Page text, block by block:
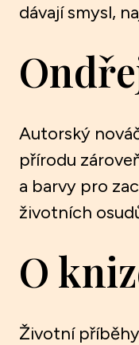
dávají smysl,
Autorský
přírodu
a barvy pro
životních
O
Životní